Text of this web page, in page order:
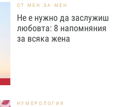
ОТ МЕН ЗА МЕН
Не е нужно да заслужиш
любовта: 8 напомняния
за всяка жена
НУМЕРОЛОГИЯ